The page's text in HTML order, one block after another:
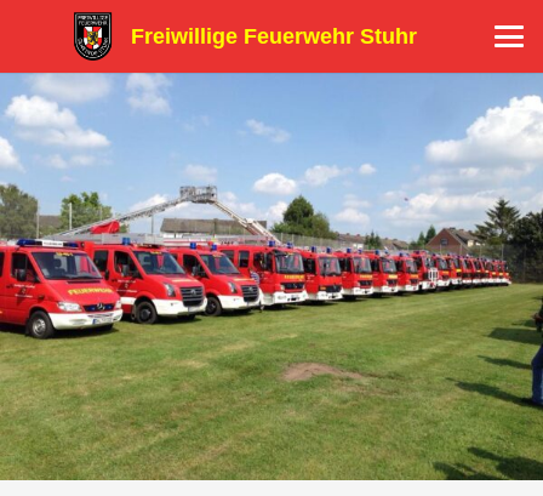
Freiwillige Feuerwehr Stuhr